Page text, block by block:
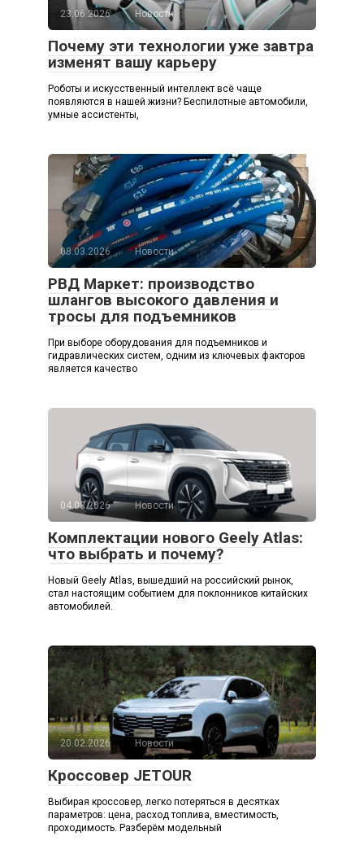
23.06.2026 Новости
Почему эти технологии уже завтра
изменят вашу карьеру
Роботы и искусственный интеллект всё чаще
появляются в нашей жизни? Беспилотные автомобили,
умные ассистенты,
08.03.2026 Новости
РВД Маркет: производство
шлангов высокого давления и
тросы для подъемников
При выборе оборудования для подъемников и
гидравлических систем, одним из ключевых факторов
является качество
04.03.2026 Новости
Комплектации нового Geely Atlas:
что выбрать и почему?
Новый Geely Atlas, вышедший на российский рынок,
стал настоящим событием для поклонников китайских
автомобилей.
20.02.2026 Новости
Кроссовер JETOUR
Выбирая кроссовер, легко потеряться в десятках
параметров: цена, расход топлива, вместимость,
проходимость. Разберём модельный